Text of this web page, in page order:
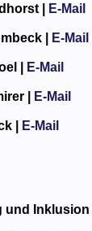
| E-Mail
| E-Mail
| E-Mail
| E-Mail
| E-Mail
und Inklusion